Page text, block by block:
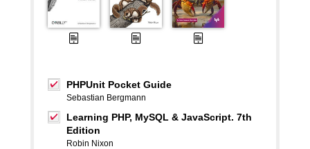
PHPUnit Pocket Guide
Sebastian Bergmann
Learning PHP, MySQL & JavaScript. 7th
Edition
Robin Nixon